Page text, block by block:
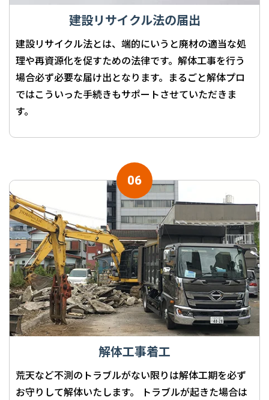
建設リサイクル法の届出
建設リサイクル法とは、端的にいうと廃材の適当な処
理や再資源化を促すための法律です。解体工事を行う
場合必ず必要な届け出となります。まるごと解体プロ
ではこういった手続きもサポートさせていただきま
す。
解体工事着工
荒天など不測のトラブルがない限りは解体工期を必ず
お守りして解体いたします。 トラブルが起きた場合は